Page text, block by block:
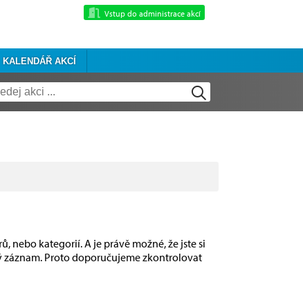
Vstup do administrace akcí
KALENDÁŘ AKCÍ
nebo kategorií. A je právě možné, že jste si
Proto doporučujeme zkontrolovat